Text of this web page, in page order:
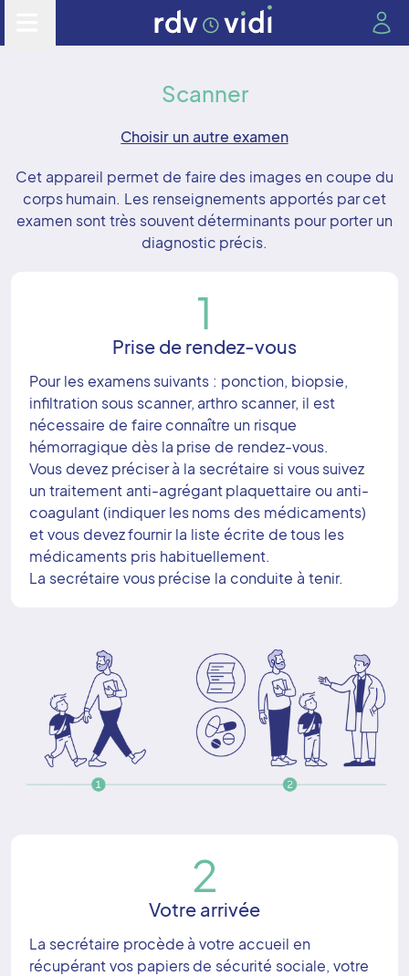
Scanner
Choisir un autre examen
Cet appareil permet de faire des images en coupe du
corps humain. Les renseignements apportés par cet
examen sont très souvent déterminants pour porter un
diagnostic précis.
1
Prise de rendez-vous
Pour les examens suivants : ponction, biopsie,
infiltration sous scanner, arthro scanner, il est
nécessaire de faire connaître un risque
hémorragique dès la prise de rendez-vous.
Vous devez préciser à la secrétaire si vous suivez
un traitement anti-agrégant plaquettaire ou anti-
coagulant (indiquer les noms des médicaments)
et vous devez fournir la liste écrite de tous les
médicaments pris habituellement.
La secrétaire vous précise la conduite à tenir.
2
Votre arrivée
La secrétaire procède à votre accueil en
récupérant vos papiers de sécurité sociale, votre